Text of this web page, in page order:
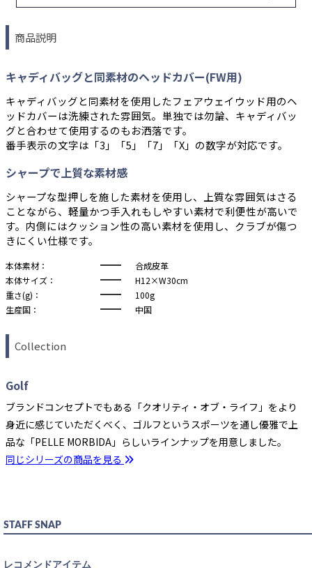
商品説明
キャディバッグと同素材のヘッドカバー(FW用)
キャディバッグと同素材を使用したフェアウェイウッド用のヘ
ッドカバーは洗練された雰囲気。単独では勿論、キャディバッ
グと合わせて使用するのもお洒落です。
番手表示の文字は「3」「5」「7」「X」の数字が対応です。
シャープで上質な素材感
シャープな型押しを施した素材を使用し、上質な雰囲気はさる
ことながら、軽量かつ手入れもしやすい素材で利便性が高いで
す。内側にはクッション性の高い素材を使用し、クラブが傷つ
きにくい仕様です。
本体素材：
合成皮革
本体サイズ：
H12×W30cm
重さ(g)：
100g
生産国：
中国
Collection
Golf
ブランドコンセプトでもある「クオリティ・オブ・ライフ」をより
身近に感じていただくべく、ゴルフというスポーツを通し優雅で上
品な「PELLE MORBIDA」らしいラインナップを用意しました。
同じシリーズの商品を見る
STAFF SNAP
レコメンドアイテム